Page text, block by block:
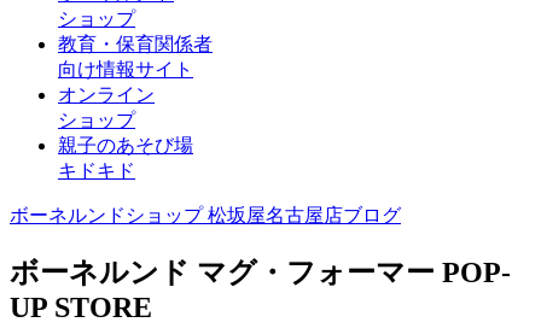
ショップ
教育・保育関係者
向け情報サイト
オンライン
ショップ
親子のあそび場
キドキド
ボーネルンドショップ 松坂屋名古屋店ブログ
ボーネルンド マグ・フォーマー POP-
UP STORE